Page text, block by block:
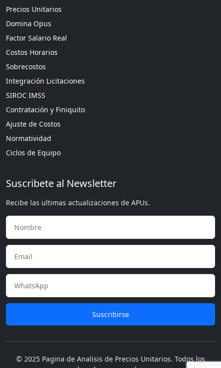
Precios Unitarios
Domina Opus
Factor Salario Real
Costos Horarios
Sobrecostos
Integración Licitaciones
SIROC IMSS
Contratación y Finiquito
Ajuste de Costos
Normatividad
Ciclos de Equipo
Suscribete al Newsletter
Recibe las ultimas actualizaciones de APUs.
Suscribirse
© 2025 Pagina de Analisis de Precios Unitarios. Todos los